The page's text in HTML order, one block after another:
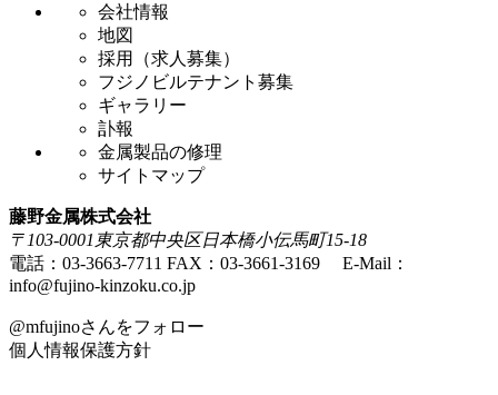
会社情報
地図
採用（求人募集）
フジノビルテナント募集
ギャラリー
訃報
金属製品の修理
サイトマップ
藤野金属株式会社
〒103-0001 東京都中央区日本橋小伝馬町15-18
電話：03-3663-7711 FAX：03-3661-3169
E-Mail：
info@fujino-kinzoku.co.jp
@mfujinoさんをフォロー
個人情報保護方針